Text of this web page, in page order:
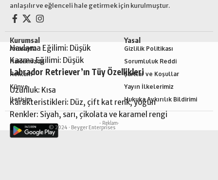
Havlama Eğilimi: Düşük
Kazma Eğilimi: Düşük
Labrador Retriever’ın Tüy Özellikleri
Uzunluk: Kısa
Karakteristikleri: Düz, çift kat renk, yoğun
Renkler: Siyah, sarı, çikolata ve karamel rengi
- Reklam-
anlaşılır ve eğlenceli hale getirmek için kurulmuştur.
Kurumsal
Anasayfa
Hakkımızda
Reklam
Künye
İletişim
Yasal
Gizlilik Politikası
Sorumluluk Reddi
Şartlar ve Koşullar
Yayın İlkelerimiz
Hukuka Aykırılık Bildirimi
© 2024 · Beyger Enterprises